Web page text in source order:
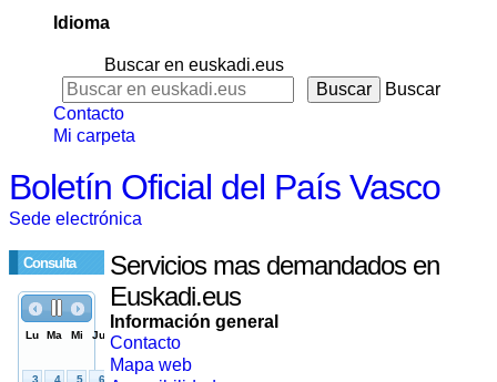
Idioma
Buscar en euskadi.eus
Buscar
Contacto
Mi carpeta
Boletín Oficial del País Vasco
Sede electrónica
Consulta
Servicios mas demandados en
Euskadi.eus
Información general
Contacto
Mapa web